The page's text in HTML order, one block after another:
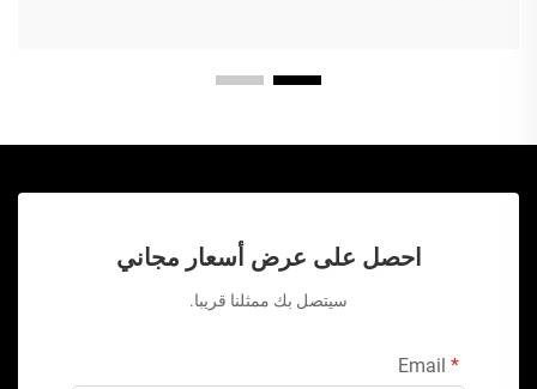
احصل على عرض أسعار مجاني
سيتصل بك ممثلنا قريبا.